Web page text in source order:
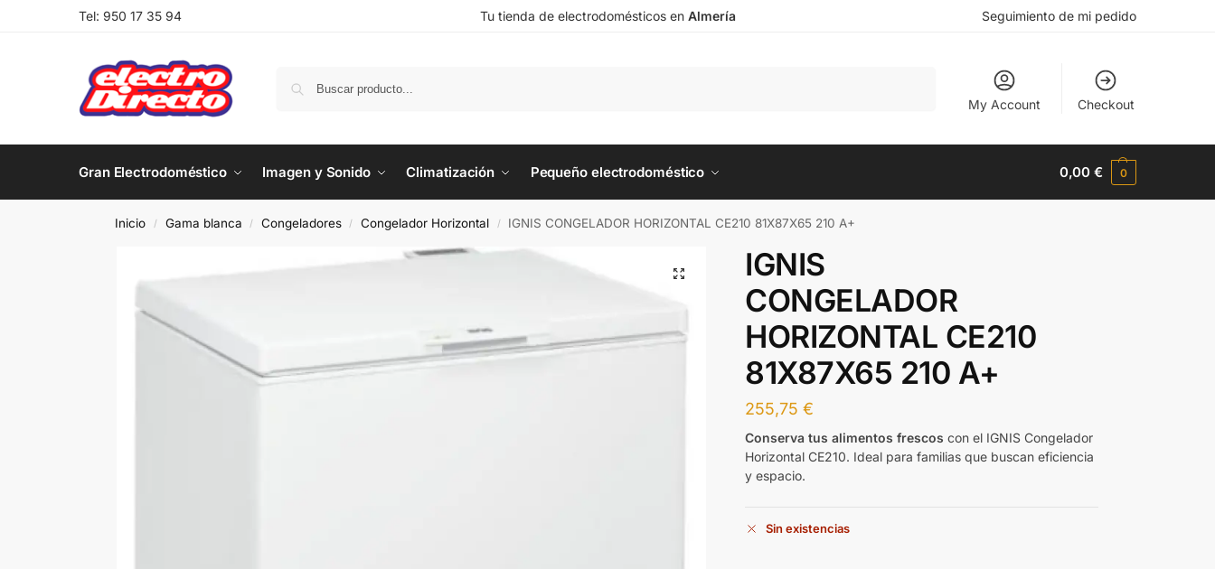
Tel: 950 17 35 94 Tu tienda de electrodomésticos en Almería Seguimiento de mi pedido
My Account Checkout
Gran Electrodoméstico Imagen y Sonido Climatización Pequeño electrodoméstico 0,00€ 0
Inicio / Gama blanca / Congeladores / Congelador Horizontal / IGNIS CONGELADOR HORIZONTAL CE210 81X87X65 210 A+
IGNIS
CONGELADOR
HORIZONTAL CE210
81X87X65 210 A+
255,75€
Conserva tus alimentos frescos con el IGNIS Congelador
Horizontal CE210. Ideal para familias que buscan eficiencia
y espacio.
Sin existencias